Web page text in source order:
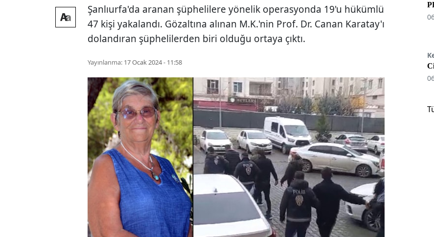
Şanlıurfa'da aranan şüphelilere yönelik operasyonda 19'u hükümlü
47 kişi yakalandı. Gözaltına alınan M.K.'nin Prof. Dr. Canan Karatay'ı
dolandıran şüphelilerden biri olduğu ortaya çıktı.
Yayınlanma: 17 Ocak 2024 - 11:58